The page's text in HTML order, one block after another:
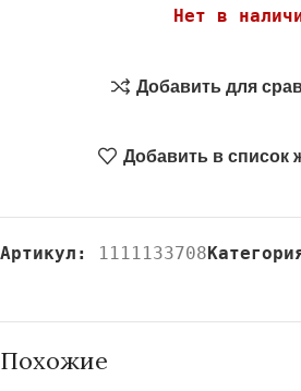
Нет в
Добавить для
Добавить в список
Артикул: 1111133708
Похожие